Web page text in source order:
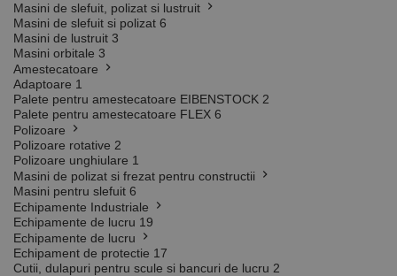
Masini de slefuit, polizat si lustruit
Masini de slefuit si polizat 6
Masini de lustruit 3
Masini orbitale 3
Amestecatoare
Adaptoare 1
Palete pentru amestecatoare EIBENSTOCK 2
Palete pentru amestecatoare FLEX 6
Polizoare
Polizoare rotative 2
Polizoare unghiulare 1
Masini de polizat si frezat pentru constructii
Masini pentru slefuit 6
Echipamente Industriale
Echipamente de lucru 19
Echipamente de lucru
Echipament de protectie 17
Cutii, dulapuri pentru scule si bancuri de lucru 2